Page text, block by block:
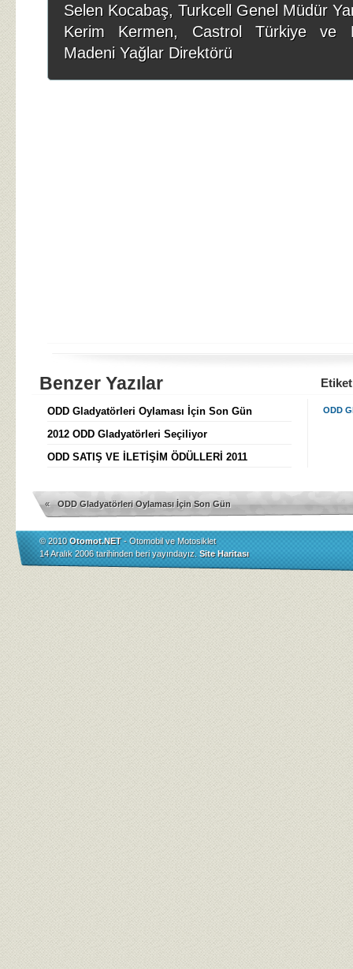
Selen Kocabaş, Turkcell Genel Müdür
Kerim Kermen, Castrol Türkiye ve
Madeni Yağlar Direktörü
Benzer Yazılar
ODD Gladyatörleri Oylaması İçin Son Gün
2012 ODD Gladyatörleri Seçiliyor
ODD SATIŞ VE İLETİŞİM ÖDÜLLERİ 2011
ODD
« ODD Gladyatörleri Oylaması İçin Son Gün
© 2010Otomot.NET- Otomobil ve Motosiklet
14 Aralık 2006 tarihinden beri yayındayız. Site Haritası